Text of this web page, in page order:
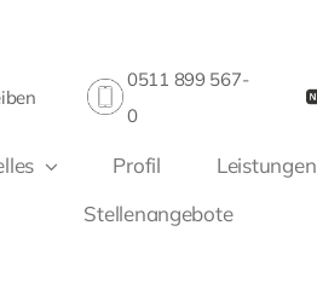
0511 899 567-
0
Profil Leistungen
Stellenangebote